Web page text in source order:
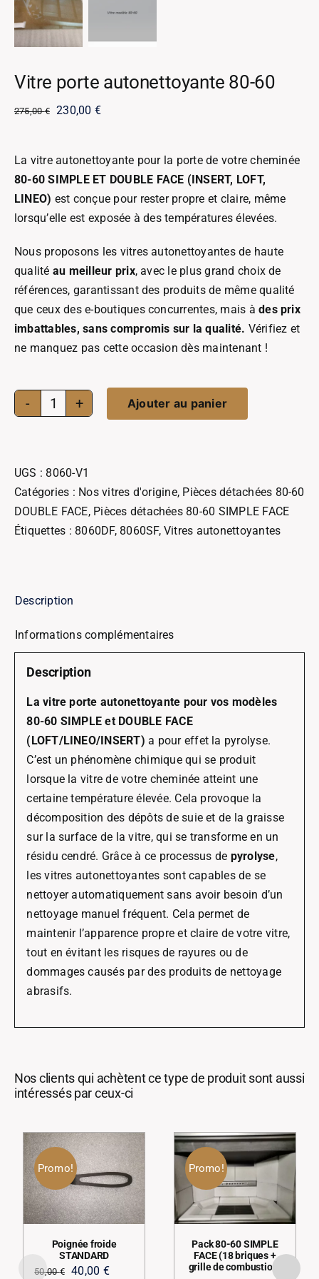
Vitre porte autonettoyante 80-60
275,00€
Le
était :
275,00 €.
230,00 €Le
est :
230,00 €.
La vitre autonettoyante pour la porte de votre cheminée
80-60 SIMPLE ET DOUBLE FACE (INSERT, LOFT,
LINEO) est conçue pour rester propre et claire, même
lorsqu’elle est exposée à des températures élevées.
Nous proposons les vitres autonettoyantes de haute
qualité au meilleur prix, avec le plus grand choix de
références, garantissant des produits de même qualité
que ceux des e-boutiques concurrentes, mais àdes prix
imbattables, sans compromis sur la qualité. Vérifiez et
ne manquez pas cette occasion dès maintenant !
quantité
porte
autonettoyante
80-
60
Ajouter au panier
UGS : 8060-V1
Catégories : Nos vitres d'origine, Pièces détachées 80-60
DOUBLE FACE, Pièces détachées 80-60 SIMPLE FACE
Étiquettes : 8060DF, 8060SF, Vitres autonettoyantes
Description
Informations complémentaires
Description
La vitre porte autonettoyante pour vos modèles
80-60 SIMPLE et DOUBLE FACE
(LOFT/LINEO/INSERT) a pour effet la pyrolyse.
C’est un phénomène chimique qui se produit
lorsque la vitre de votre cheminée atteint une
certaine température élevée. Cela provoque la
décomposition des dépôts de suie et de la graisse
sur la surface de la vitre, qui se transforme en un
résidu cendré. Grâce à ce processus de pyrolyse,
les vitres autonettoyantes sont capables de se
nettoyer automatiquement sans avoir besoin d’un
nettoyage manuel fréquent. Cela permet de
maintenir l’apparence propre et claire de votre vitre,
tout en évitant les risques de rayures ou de
dommages causés par des produits de nettoyage
abrasifs.
Nos clients qui achètent ce type de produit sont aussi
intéressés par ceux-ci
Promo!
Poignée froide
STANDARD
50,00€
Le
40,00 €Le
Promo!
Pack 80-60 SIMPLE
FACE (18 briques +
grille de combustion)